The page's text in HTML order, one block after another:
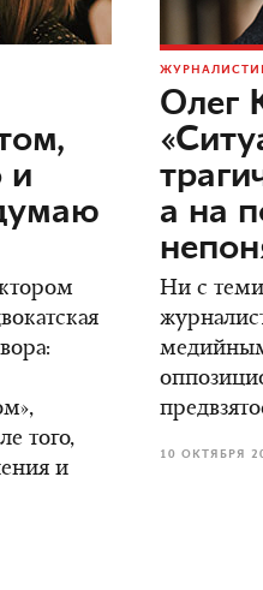
и
того,
и
Олег
а на
Ни с
10 ОКТЯБРЯ